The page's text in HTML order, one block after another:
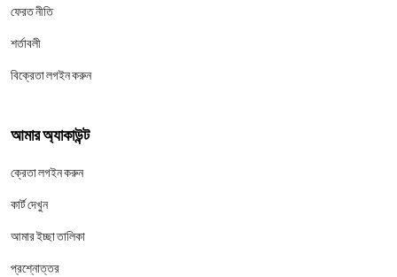
ফেরত নীতি
শর্তাবলী
বিক্রেতা লগইন করুন
আমার অ্যাকাউন্ট
ক্রেতা লগইন করুন
কার্ট দেখুন
আমার ইচ্ছা তালিকা
প্রশ্নোত্তর